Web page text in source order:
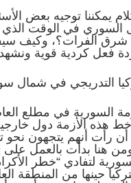
يمكننا توجيه بعض
السوري في الوقت
شرق الفرات؟، وكيف
فعل كردية قوية
التدريجي في شمال
هذه الأزمة دول
أن رأت أنهم يتجهون
لتفادي “خطر
حينها من المنطقة